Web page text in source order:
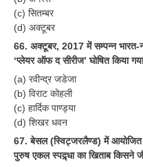
(c) सितम्बर
(d) अक्टूबर
66. अक्टूबर, 2017 में सम्पन्न
‘प्लेयर ऑफ द सीरीज’ घोषित किया
(a) रवीन्द्र जडेजा
(b) विराट कोहली
(c) हार्दिक पाण्ड्या
(d) शिखर धवन
67. बेसल (स्विट्जरलैण्ड) में आयोजित
पुरुष एकल स्पद्र्धा का खिताब किसने